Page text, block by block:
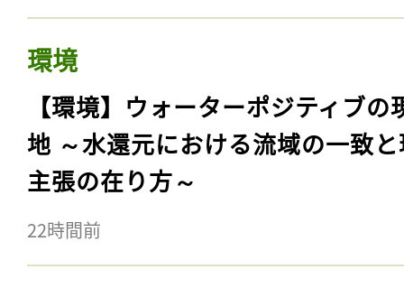
環境
【環境】ウォーターポジティブの
地 ～水還元における流域の一致
主張の在り方～
22時間前